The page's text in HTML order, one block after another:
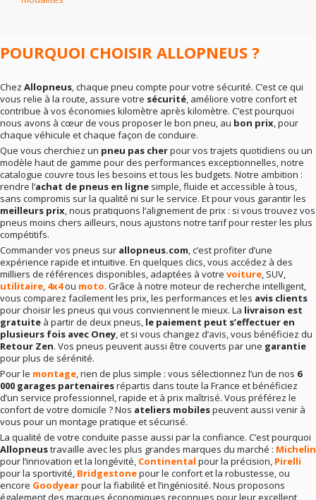
En résumé
POURQUOI CHOISIR ALLOPNEUS ?
Chez Allopneus, chaque pneu compte pour votre sécurité. C’est ce qui
vous relie à la route, assure votre sécurité, améliore votre confort et
contribue à vos économies kilomètre après kilomètre. C’est pourquoi
nous avons à cœur de vous proposer le bon pneu, au bon prix, pour
chaque véhicule et chaque façon de conduire.
Que vous cherchiez un pneu pas cherpour vos trajets quotidiens ou un
modèle haut de gamme pour des performances exceptionnelles, notre
catalogue couvre tous les besoins et tous les budgets. Notre ambition :
rendre l’achat de pneus en ligne simple, fluide et accessible à tous,
sans compromis sur la qualité ni sur le service. Et pour vous garantir les
meilleurs prix, nous pratiquons l’alignement de prix : si vous trouvez vos
pneus moins chers ailleurs, nous ajustons notre tarif pour rester les plus
compétitifs.
Commander vos pneus sur allopneus.com, c’est profiter d’une
expérience rapide et intuitive. En quelques clics, vous accédez à des
milliers de références disponibles, adaptées à votre voiture, SUV,
utilitaire, 4x4ou moto. Grâce à notre moteur de recherche intelligent,
vous comparez facilement les prix, les performances et les avis clients
pour choisir les pneus qui vous conviennent le mieux. La livraison est
gratuite à partir de deux pneus, le paiement peut s’effectuer en
plusieurs fois avec Oney, et si vous changez d’avis, vous bénéficiez du
Retour Zen. Vos pneus peuvent aussi être couverts par une garantie
pour plus de sérénité.
Pour le montage, rien de plus simple : vous sélectionnez l’un de nos 6
000 garages partenairesrépartis dans toute la France et bénéficiez
d’un service professionnel, rapide et à prix maîtrisé. Vous préférez le
confort de votre domicile ? Nos ateliers mobilespeuvent aussi venir à
vous pour un montage pratique et sécurisé.
La qualité de votre conduite passe aussi par la confiance. C’est pourquoi
Allopneustravaille avec les plus grandes marques du marché : Michelin
pour l’innovation et la longévité, Continental pour la précision, Pirelli
pour la sportivité, Bridgestonepour le confort et la robustesse, ou
encore Goodyearpour la fiabilité et l’ingéniosité. Nous proposons
également des marques économiques reconnues pour leur excellent